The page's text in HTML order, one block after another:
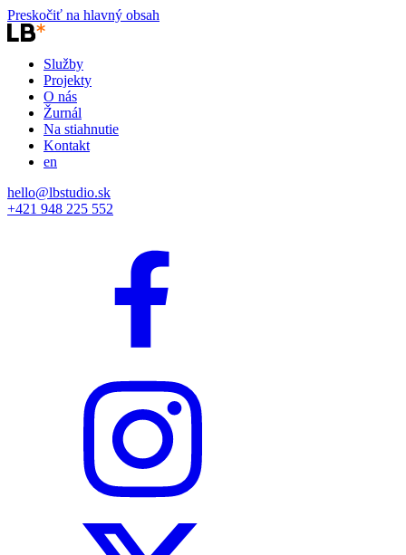
Preskočiť na hlavný obsah
Služby
Projekty
O nás
Žurnál
Na stiahnutie
Kontakt
en
hello@lbstudio.sk
+421 948 225 552